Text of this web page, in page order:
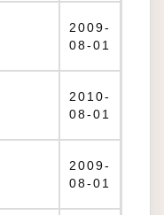
2009-
08-01
2010-
08-01
2009-
08-01